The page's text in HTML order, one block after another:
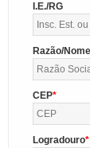
I.E./RG
Razão/Nome
CEP
Logradouro